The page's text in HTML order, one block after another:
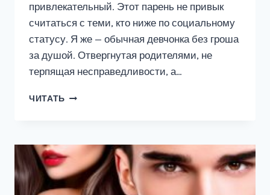
привлекательный. Этот парень не привык
считаться с теми, кто ниже по социальному
статусу. Я же — обычная девчонка без гроша
за душой. Отвергнутая родителями, не
терпящая несправедливости, а…
ЧИТАТЬ ЧЕРТОВКА